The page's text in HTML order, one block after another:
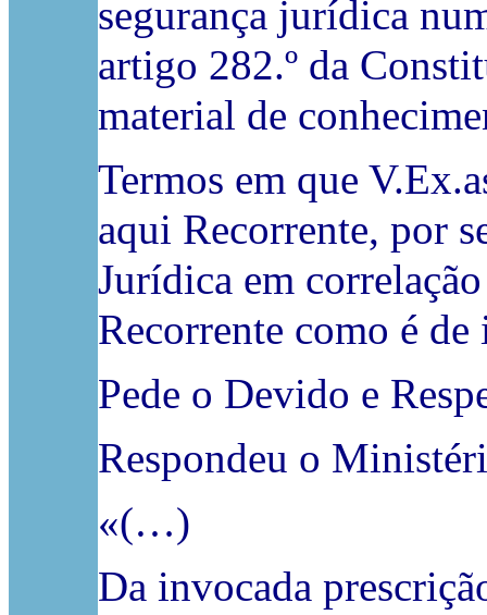
segurança jurídica
artigo 282.º da
material de
Termos em que
aqui Recorrente, por
Jurídica em
Recorrente como é
Pede o Devido e
Respondeu o
«(…)
Da invocada